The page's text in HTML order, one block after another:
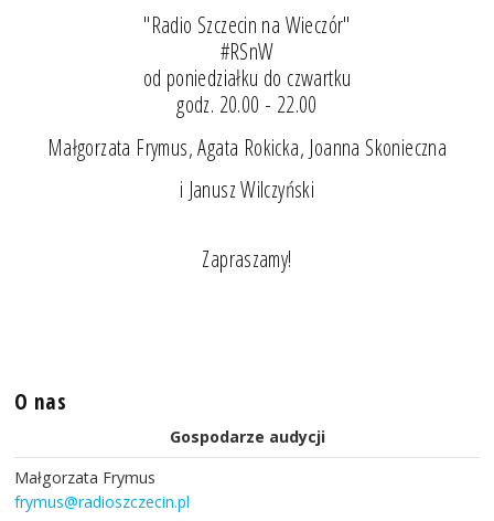
"Radio Szczecin na Wieczór"
#RSnW
od poniedziałku do czwartku
godz. 20.00 - 22.00
Małgorzata Frymus, Agata Rokicka, Joanna Skonieczna
i Janusz Wilczyński
Zapraszamy!
O nas
Gospodarze audycji
Małgorzata Frymus
frymus@radioszczecin.pl